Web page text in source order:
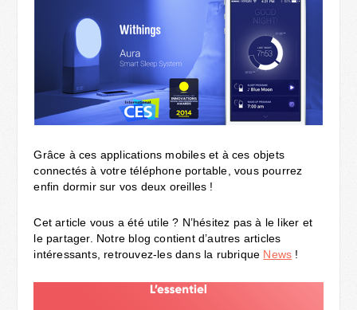
Grâce à ces applications mobiles et à ces objets
connectés à votre téléphone portable, vous pourrez
enfin dormir sur vos deux oreilles !
Cet article vous a été utile ? N’hésitez pas à le liker et
le partager. Notre blog contient d’autres articles
intéressants, retrouvez-les dans la rubrique News !